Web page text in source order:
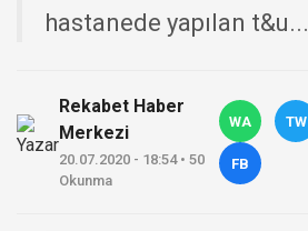
hastanede yapılan t&u...
Rekabet Haber
Merkezi
20.07.2020 - 18:54 • 50
Okunma
WA TW
FB